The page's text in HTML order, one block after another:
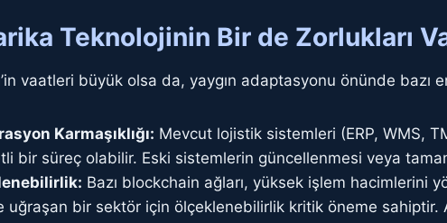
Teknolojinin Bir de Zorlukları
vaatleri büyük olsa da, yaygın adaptasyonu önünde bazı
Karmaşıklığı: Mevcut lojistik sistemleri (ERP, WMS,
bir süreç olabilir. Eski sistemlerin güncellenmesi veya
Bazı blockchain ağları, yüksek işlem
uğraşan bir sektör için ölçeklenebilirlik kritik öneme